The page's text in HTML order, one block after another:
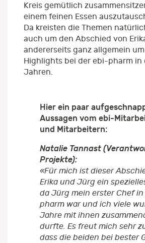
Kreis gemütlich
einem feinen Essen
Da kreisten die Themen
auch um den Abschied von
andererseits ganz allgemein
Highlights bei der ebi-pharm in
Jahren.
Hier ein paar
Aussagen vom ebi-
und Mitarbeitern:
Natalie Tannast
Projekte):
«Für mich ist dieser
Erika und Jürg ein
da Jürg mein erster Chef
pharm war und ich viele
Jahre mit ihnen
durfte. Es freut mich sehr
dass die beiden bei bester